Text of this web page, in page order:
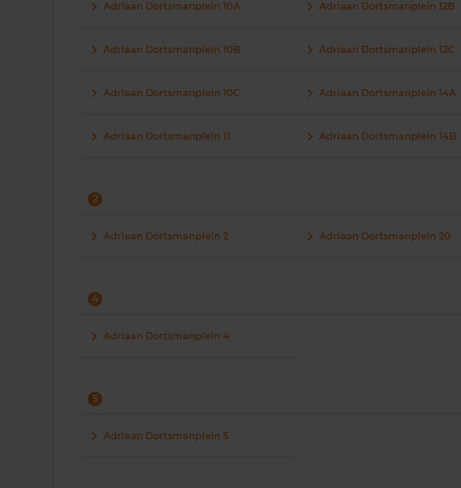
Adriaan Dortsmanplein 10A
Adriaan Dortsmanplein 10B
Adriaan Dortsmanplein 10C
Adriaan Dortsmanplein 11
Adriaan Dortsmanplein 12B
Adriaan Dortsmanplein 12C
Adriaan Dortsmanplein 14A
Adriaan Dortsmanplein 14B
2
Adriaan Dortsmanplein 2 Adriaan Dortsmanplein 20
4
Adriaan Dortsmanplein 4
5
Adriaan Dortsmanplein 5